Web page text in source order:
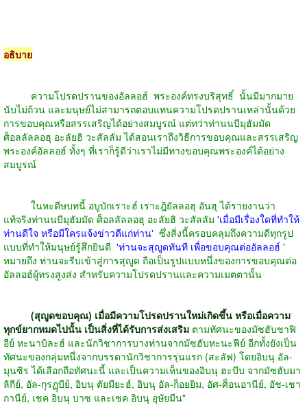
อธิบาย
ความโปรดปรานของอัลลอฮ์ พระองค์ทรงบริสุทธิ์ นั้นมีมากมาย
นับไม่ถ้วน และมนุษย์ไม่สามารถตอบแทนความโปรดปรานเหล่านั้นด้วย
การขอบคุณหรือสรรเสริญได้อย่างสมบูรณ์ แต่ทว่าท่านนบีมุฮัมมัด
ศ็อลลัลลอฮุ อะลัยฮิ วะสัลลัม ได้สอนเราถึงวิธีการขอบคุณและสรรเสริญ
พระองค์อัลลอฮ์ ทั้งๆ ที่เราก็รู้ดีว่าเราไม่มีทางขอบคุณพระองค์ได้อย่าง
สมบูรณ์
ในหะดีษบทนี้ อบูบักเราะฮ์ เราะฎิยัลลอฮุ อันฮุ ได้รายงานว่า
แท้จริงท่านนบีมุฮัมมัด ศ็อลลัลลอฮุ อะลัยฮิ วะสัลลัม 'เมื่อมีเรื่องใดที่ทำให้
ท่านดีใจ หรือมีใครแจ้งข่าวดีแก่ท่าน' ซึ่งสิ่งนี้ครอบคลุมถึงความดีทุกรูป
แบบที่ทำให้มนุษย์รู้สึกยินดี 'ท่านจะสุญูดทันที เพื่อขอบคุณต่ออัลลอฮ์ '
หมายถึง ท่านจะรีบเข้าสู่การสุญูด ถือเป็นรูปแบบหนึ่งของการขอบคุณต่อ
อัลลอฮ์ผู้ทรงสูงส่ง สำหรับความโปรดปรานและความเมตตานั้น
(สุญูดขอบคุณ) เมื่อมีความโปรดปรานใหม่เกิดขึ้น หรือเมื่อความ
ทุกข์ยากหมดไปนั้น เป็นสิ่งที่ได้รับการส่งเสริม ตามทัศนะของมัซฮับชาฟิ
อีย์ หะนาบิละฮ์ และนักวิชาการบางท่านจากมัซฮับหะนะฟีย์ อีกทั้งยังเป็น
ทัศนะของกลุ่มหนึ่งจากบรรดานักวิชาการรุ่นแรก (สะลัฟ) โดยอิบนุ อัล-
มุนซิร ได้เลือกถือทัศนะนี้ และเป็นความเห็นของอิบนุ ฮะบีบ จากมัซฮับมา
ลิกีย์, อัล-กุรฏุบีย์, อิบนุ ตัยมียะฮ์, อิบนุ อัล-ก็อยยิม, อัศ-ศ็อนอานีย์, อัช-เชา
กานีย์, เชค อิบนุ บาซ และเชค อิบนุ อุษัยมีน"